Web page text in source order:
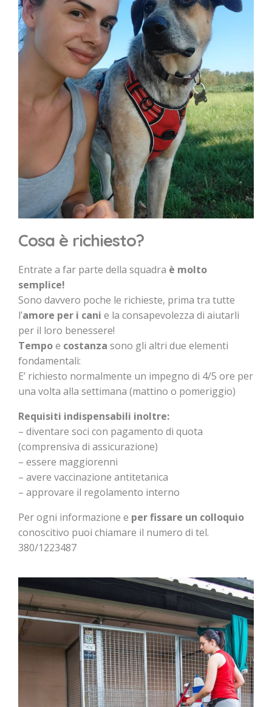
Cosa è richiesto?
Entrate a far parte della squadra è molto
semplice!
Sono davvero poche le richieste, prima tra tutte
l’amore per i cani e la consapevolezza di aiutarli
per il loro benessere!
Tempoe costanza sono gli altri due elementi
fondamentali:
E’ richiesto normalmente un impegno di 4/5 ore per
una volta alla settimana (mattino o pomeriggio)
Requisiti indispensabili inoltre:
– diventare soci con pagamento di quota
(comprensiva di assicurazione)
– essere maggiorenni
– avere vaccinazione antitetanica
– approvare il regolamento interno
Per ogni informazione e per fissare un colloquio
conoscitivo puoi chiamare il numero di tel.
380/1223487